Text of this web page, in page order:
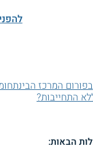
בפורום המרכז
התחייבות?
הבאות: